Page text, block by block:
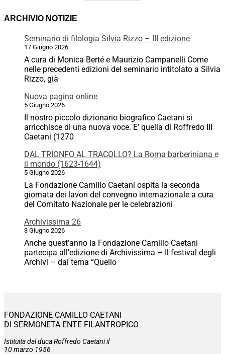
ARCHIVIO NOTIZIE
Seminario di filologia Silvia Rizzo – III edizione
17 Giugno 2026
A cura di Monica Berté e Maurizio Campanelli Come
nelle precedenti edizioni del seminario intitolato a Silvia
Rizzo, già
Nuova pagina online
5 Giugno 2026
Il nostro piccolo dizionario biografico Caetani si
arricchisce di una nuova voce. E’ quella di Roffredo III
Caetani (1270
DAL TRIONFO AL TRACOLLO? La Roma barberiniana e
il mondo (1623-1644)
5 Giugno 2026
La Fondazione Camillo Caetani ospita la seconda
giornata dei lavori del convegno internazionale a cura
del Comitato Nazionale per le celebrazioni
Archivissima 26
3 Giugno 2026
Anche quest’anno la Fondazione Camillo Caetani
partecipa all’edizione di Archivissima – Il festival degli
Archivi – dal tema “Quello
FONDAZIONE CAMILLO CAETANI
DI SERMONETA ENTE FILANTROPICO
Istituita dal duca Roffredo Caetani il
10 marzo 1956